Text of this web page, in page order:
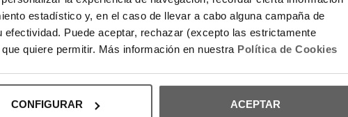
estadístico y, en el caso de llevar a cabo alguna campaña de
Puede aceptar, rechazar (excepto las estrictamente
quiere permitir. Más información en nuestra Política de Cookies
CONFIGURAR ACEPTAR
-20%
REBAJAS+ REBAJAS+